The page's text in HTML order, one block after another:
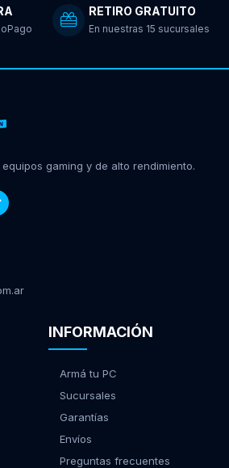
RETIRO GRATUITO
En nuestras 15 sucursales
gaming y de alto rendimiento.
INFORMACIÓN
Armá tu PC
Sucursales
Garantías
Envíos
Preguntas frecuentes